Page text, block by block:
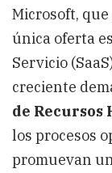
Microsoft,
única oferta
Servicio
creciente
de Recursos
los procesos
promuevan